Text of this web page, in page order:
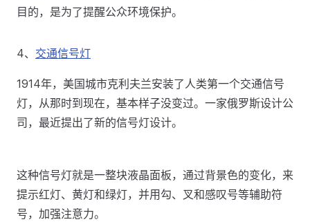
目的，是为了提醒公众环境保护。
4、 交通信号灯
1914年，美国城市克利夫兰安装了人类第一个交通信号
灯，从那时到现在，基本样子没变过。一家俄罗斯设计公
司，最近提出了新的信号灯设计。
这种信号灯就是一整块液晶面板，通过背景色的变化，来
提示红灯、黄灯和绿灯，并用勾、叉和感叹号等辅助符
号，加强注意力。